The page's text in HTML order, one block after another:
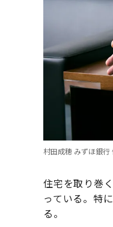
村田成穂 みずほ銀行
住宅を取り巻
っている。特
る。